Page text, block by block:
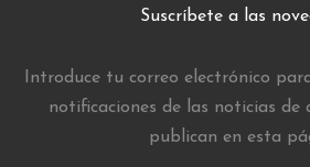
Suscríbete a las
Introduce tu correo electrónico
notificaciones de las noticias de
publican en esta